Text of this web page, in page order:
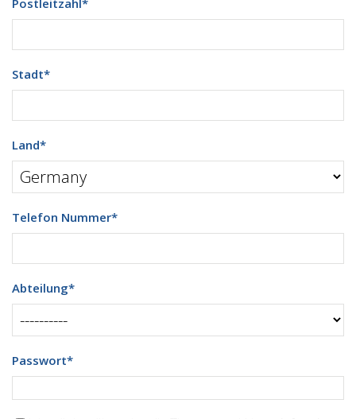
Postleitzahl*
Stadt*
Land*
Telefon Nummer*
Abteilung*
Passwort*